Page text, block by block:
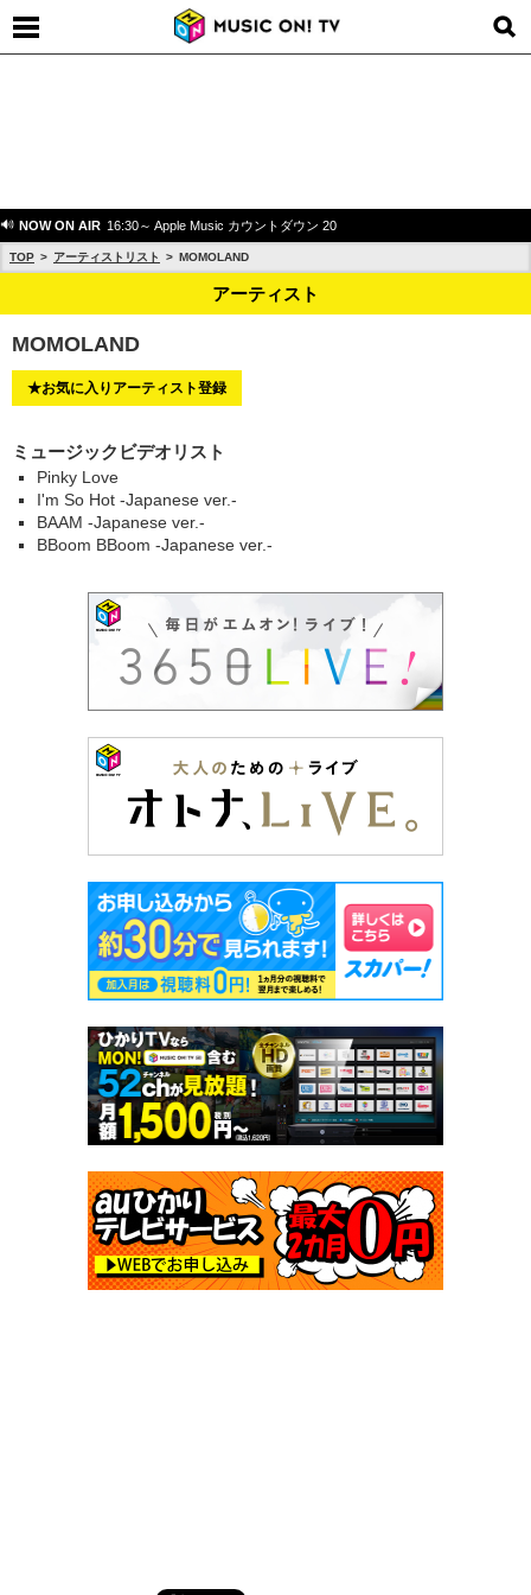
NOW ON AIR 16:30～ Apple Music カウントダウン 20
TOP アーティストリスト MOMOLAND
アーティスト
MOMOLAND
★お気に入りアーティスト登録
ミュージックビデオリスト
Pinky Love
I'm So Hot -Japanese ver.-
BAAM -Japanese ver.-
BBoom BBoom -Japanese ver.-